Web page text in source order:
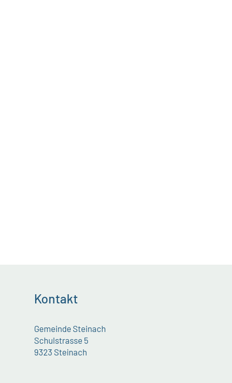
Kontakt
Gemeinde Steinach
Schulstrasse 5
9323 Steinach